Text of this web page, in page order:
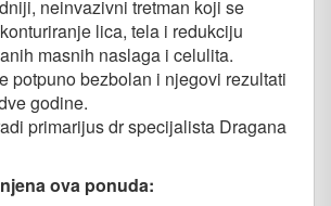
neinvazivni tretman koji se
lica, tela i redukciju
masnih naslaga i celulita.
potpuno bezbolan i njegovi rezultati
godine.
primarijus dr specijalista Dragana
ova ponuda: